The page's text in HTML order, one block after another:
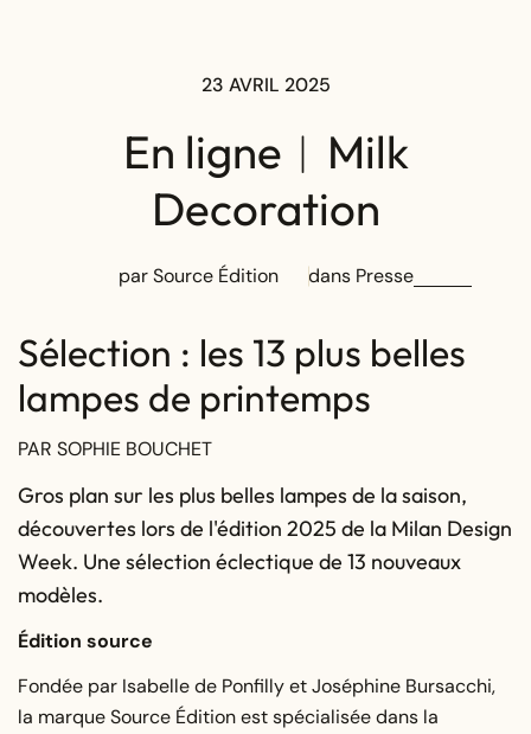
23 AVRIL 2025
En ligne︱Milk
Decoration
par Source Édition dans Presse
Sélection : les 13 plus belles
lampes de printemps
PAR SOPHIE BOUCHET
Gros plan sur les plus belles lampes de la saison,
découvertes lors de l'édition 2025 de la Milan Design
Week. Une sélection éclectique de 13 nouveaux
modèles.
Édition source
Fondée par Isabelle de Ponfilly et Joséphine Bursacchi,
la marque Source Édition est spécialisée dans la